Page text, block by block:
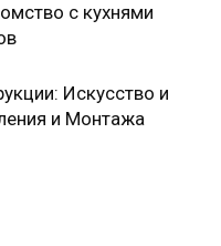
с кухнями
Искусство и
и Монтажа